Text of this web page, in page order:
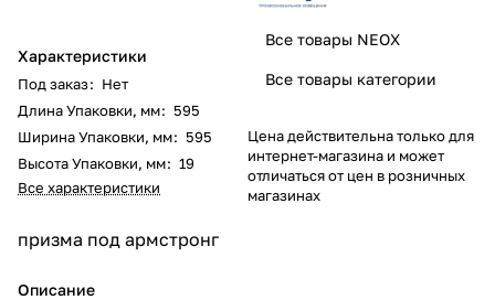
Характеристики
Под заказ: Нет
Длина Упаковки, мм: 595
Ширина Упаковки, мм: 595
Высота Упаковки, мм: 19
Все характеристики
призма под армстронг
Описание
Все товары NEOX
Все товары категории
Цена действительна только для
интернет-магазина и может
отличаться от цен в розничных
магазинах